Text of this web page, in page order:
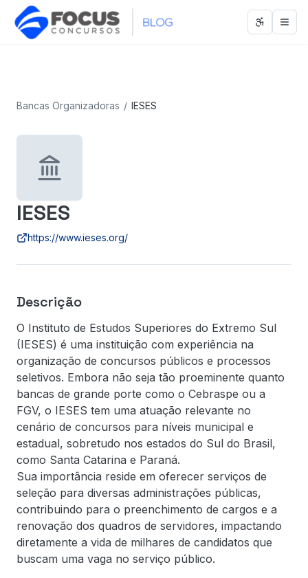
Abrir
Bancas Organizadoras / IESES
IESES
https://www.ieses.org/
Descrição
O Instituto de Estudos Superiores do Extremo Sul
(IESES) é uma instituição com experiência na
organização de concursos públicos e processos
seletivos. Embora não seja tão proeminente quanto
bancas de grande porte como o Cebraspe ou a
FGV, o IESES tem uma atuação relevante no
cenário de concursos para níveis municipal e
estadual, sobretudo nos estados do Sul do Brasil,
como Santa Catarina e Paraná.
Sua importância reside em oferecer serviços de
seleção para diversas administrações públicas,
contribuindo para o preenchimento de cargos e a
renovação dos quadros de servidores, impactando
diretamente a vida de milhares de candidatos que
buscam uma vaga no serviço público.